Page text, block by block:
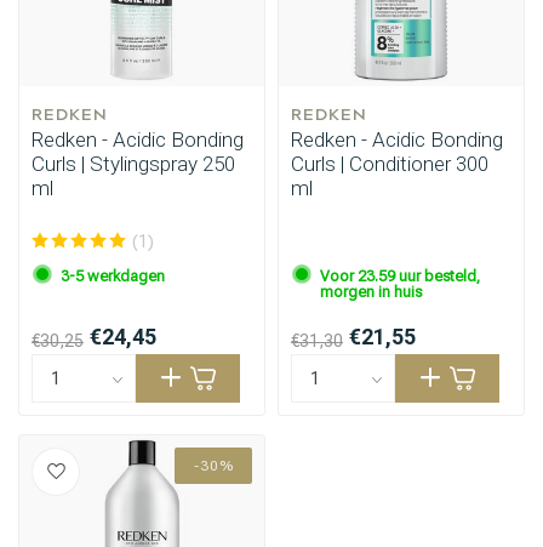
REDKEN
Redken - Acidic Bonding
Curls | Stylingspray 250
ml
(1)
3-5 werkdagen
€30,25 €24,45
REDKEN
Redken - Acidic Bonding
Curls | Conditioner 300
ml
Voor 23.59 uur besteld,
morgen in huis
€31,30 €21,55
-30%